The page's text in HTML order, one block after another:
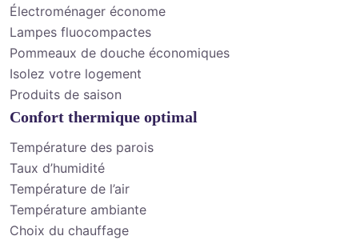
Électroménager économe
Lampes fluocompactes
Pommeaux de douche économiques
Isolez votre logement
Produits de saison
Confort thermique optimal
Température des parois
Taux d’humidité
Température de l’air
Température ambiante
Choix du chauffage